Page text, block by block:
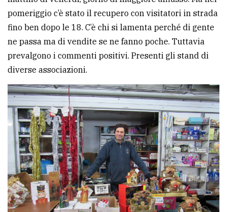
pomeriggio c’è stato il recupero con visitatori in strada
fino ben dopo le 18. C’è chi si lamenta perché di gente
ne passa ma di vendite se ne fanno poche. Tuttavia
prevalgono i commenti positivi. Presenti gli stand di
diverse associazioni.